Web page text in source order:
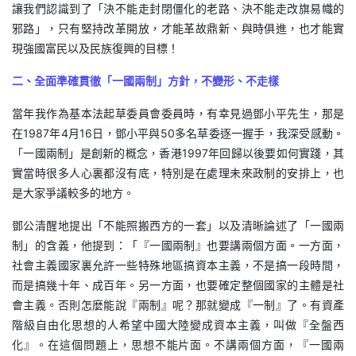
讓我們認識到了「決不能走封閉僵化的老路、決不能走改旗易幟的
邪路」，只有堅持改革開放，才能革故鼎新、與時俱進，也才能實
現強國富民以及民族復興的目標！
二、全面準確貫徹「一國兩制」方針，不變形、不走樣
當年我作為基本法起草委員會委員時，有幸見過鄧小平先生，那是
在1987年4月16日，鄧小平與50多名草委逐一握手，我深受感動。
「一國兩制」是創新的概念，香港1997年回歸以後要如何實踐，其
實當時很多人心裏都沒有底，特別是在處理未來政制的安排上，也
是大家爭議較多的地方。
鄧公清醒地提出「不能照搬西方的一套」以及清晰論述了「一國兩
制」的含義，他提到：「『一國兩制』也要講兩個方面。一方面，
社會主義國家裏允許一些特殊地區搞資本主義，不是搞一段時間，
而是搞幾十年、成百年。另一方面，也要確定整個國家的主體是社
會主義。否則怎麼能說『兩制』呢？那就變成『一制』了。有資產
階級自由化思想的人希望中國大陸變成資本主義，叫做『全盤西
化』。在這個問題上，思想不能片面。不講兩個方面，『一國兩